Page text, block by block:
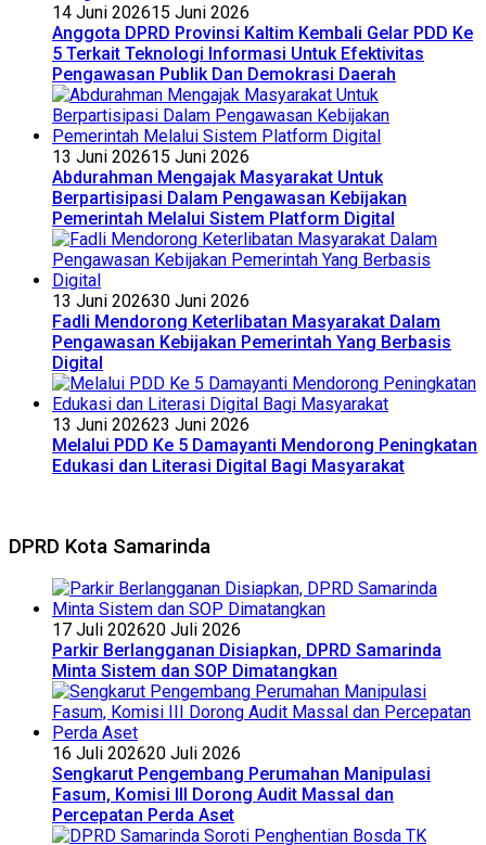
14 Juni 202615 Juni 2026
Anggota DPRD Provinsi Kaltim Kembali Gelar PDD Ke
5 Terkait Teknologi Informasi Untuk Efektivitas
Pengawasan Publik Dan Demokrasi Daerah
13 Juni 202615 Juni 2026
Abdurahman Mengajak Masyarakat Untuk
Berpartisipasi Dalam Pengawasan Kebijakan
Pemerintah Melalui Sistem Platform Digital
13 Juni 202630 Juni 2026
Fadli Mendorong Keterlibatan Masyarakat Dalam
Pengawasan Kebijakan Pemerintah Yang Berbasis
Digital
13 Juni 202623 Juni 2026
Melalui PDD Ke 5 Damayanti Mendorong Peningkatan
Edukasi dan Literasi Digital Bagi Masyarakat
DPRD Kota Samarinda
17 Juli 202620 Juli 2026
Parkir Berlangganan Disiapkan, DPRD Samarinda
Minta Sistem dan SOP Dimatangkan
16 Juli 202620 Juli 2026
Sengkarut Pengembang Perumahan Manipulasi
Fasum, Komisi III Dorong Audit Massal dan
Percepatan Perda Aset